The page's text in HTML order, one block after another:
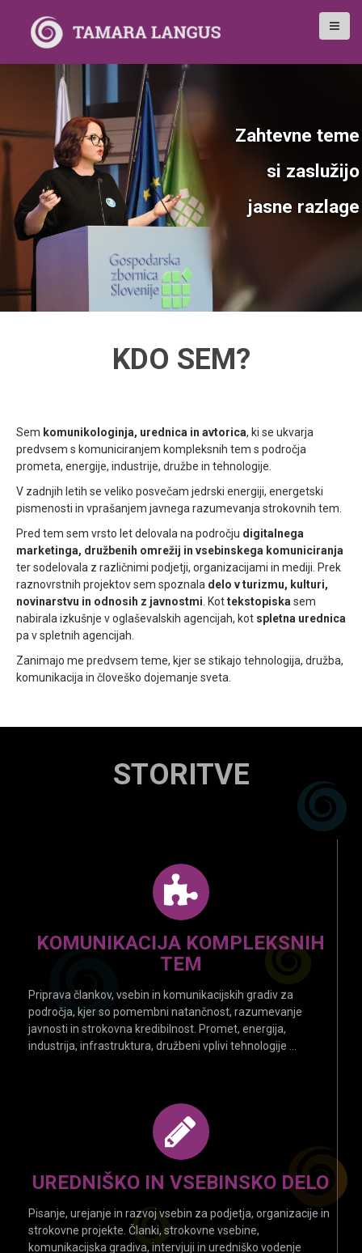
o
n
Zahtevne teme
si zaslužijo
jasne razlage
KDO SEM?
Sem komunikologinja, urednica in avtorica, ki se ukvarja
predvsem s komuniciranjem kompleksnih tem s področja
prometa, energije, industrije, družbe in tehnologije.
V zadnjih letih se veliko posvečam jedrski energiji, energetski
pismenosti in vprašanjem javnega razumevanja strokovnih tem.
Pred tem sem vrsto let delovala na področju digitalnega
marketinga, družbenih omrežij in vsebinskega komuniciranja
ter sodelovala z različnimi podjetji, organizacijami in mediji. Prek
raznovrstnih projektov sem spoznala delo v turizmu, kulturi,
novinarstvu in odnosih z javnostmi . Kottekstopiska sem
nabirala izkušnje v oglaševalskih agencijah, kot spletna urednica
pa v spletnih agencijah.
Zanimajo me predvsem teme, kjer se stikajo tehnologija, družba,
komunikacija in človeško dojemanje sveta.
STORITVE
KOMUNIKACIJA KOMPLEKSNIH
TEM
Priprava člankov, vsebin in komunikacijskih gradiv za
področja, kjer so pomembni natančnost, razumevanje
javnosti in strokovna kredibilnost. Promet, energija,
industrija, infrastruktura, družbeni vplivi tehnologije ...
UREDNIŠKO IN VSEBINSKO DELO
Pisanje, urejanje in razvoj vsebin za podjetja, organizacije in
strokovne projekte. Članki, strokovne vsebine,
komunikacijska gradiva, intervjuji in uredniško vodenje